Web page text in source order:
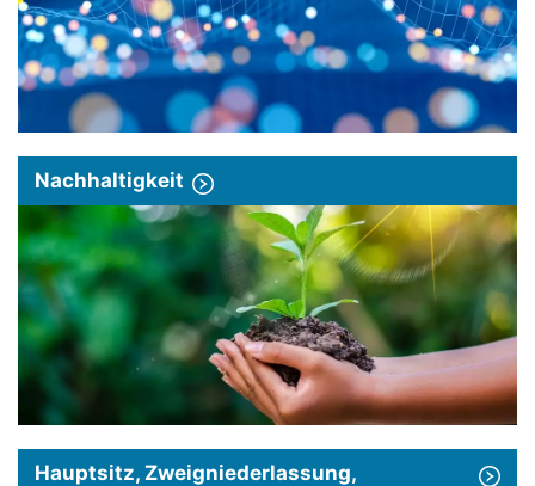
Nachhaltigkeit
Hauptsitz, Zweigniederlassung,